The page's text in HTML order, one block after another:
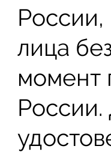
России,
лица
момент
России.